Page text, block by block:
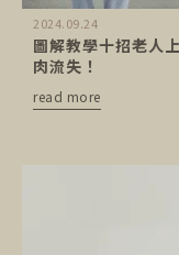
2024.09.24
圖解教學十招老人
肉流失！
read more